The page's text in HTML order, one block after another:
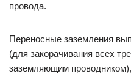
провода.
Переносные заземления
(для закорачивания всех
заземляющим